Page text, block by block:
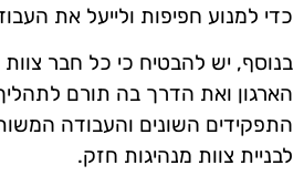
כדי למנוע חפיפות ולייעל את
בנוסף, יש להבטיח כי כל חבר
הארגון ואת הדרך בה תורם
התפקידים השונים והעבודה
לבניית צוות מנהיגות חזק.